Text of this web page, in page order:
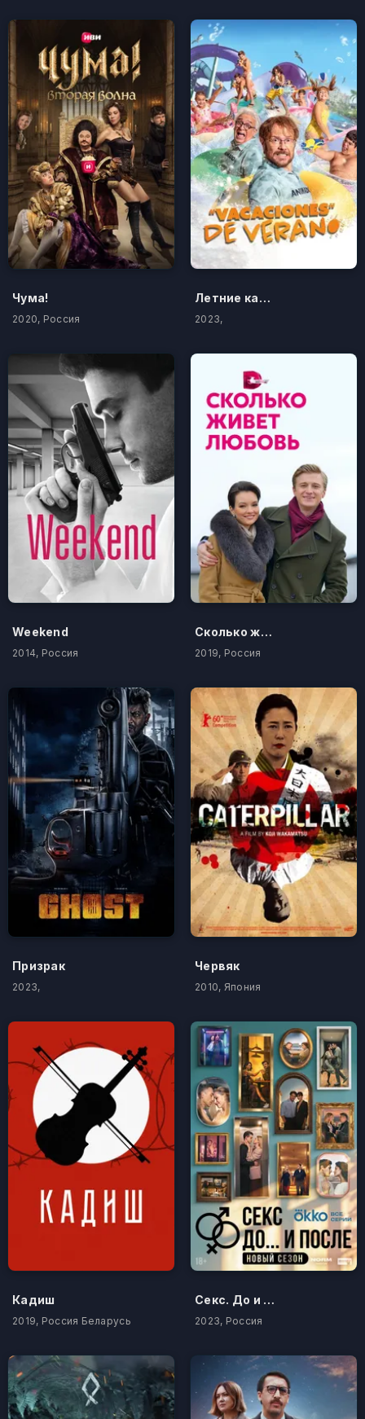
Чума!
2020, Россия
Летние каникулы
2023,
Weekend
2014, Россия
Сколько живет любовь
2019, Россия
Призрак
2023,
Червяк
2010, Япония
Кадиш
2019, Россия Беларусь
Секс. До и после
2023, Россия